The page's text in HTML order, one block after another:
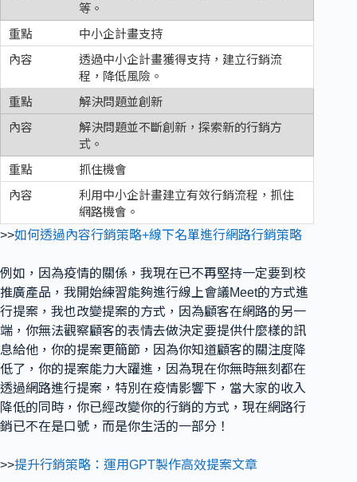
等。
中小企計畫支持
透過中小企計畫獲得支持，建立行銷流
程，降低風險。
解決問題並創新
解決問題並不斷創新，探索新的行銷方
式。
抓住機會
利用中小企計畫建立有效行銷流程，抓住
網路機會。
>>如何透過內容行銷策略+線下名單進行網路行銷策略
例如，因為疫情的關係，我現在已不再堅持一定要到校
推廣產品，我開始練習能夠進行線上會議Meet的方式進
行提案，我也改變提案的方式，因為顧客在網路的另一
端，你無法觀察顧客的表情去做決定要提供什麼樣的訊
息給他，你的提案更簡節，因為你知道顧客的關注度降
低了，你的提案能力大躍進，因為現在你無時無刻都在
透過網路進行提案，特別在疫情影響下，當大家的收入
降低的同時，你已經改變你的行銷的方式，現在網路行
銷已不在是口號，而是你生活的一部分！
>>提升行銷策略：運用GPT製作高效提案文章